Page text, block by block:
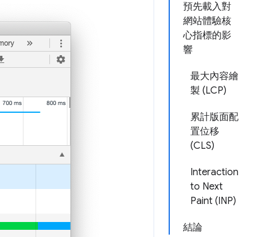
預先載入對
網站體驗核
心指標的影
響
最大內容繪
製 (LCP)
累計版面配
置位移
(CLS)
Interaction
to Next
Paint (INP)
結論